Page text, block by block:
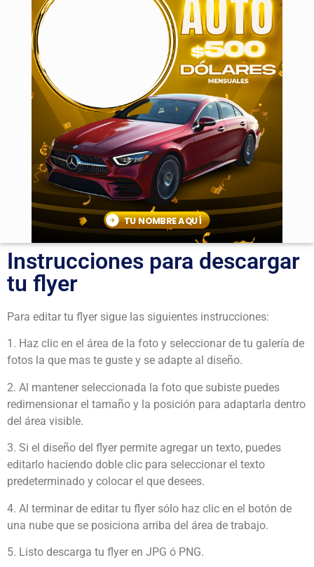
Instrucciones para descargar
tu flyer
Para editar tu flyer sigue las siguientes instrucciones:
1. Haz clic en el área de la foto y seleccionar de tu galería de
fotos la que mas te guste y se adapte al diseño.
2. Al mantener seleccionada la foto que subiste puedes
redimensionar el tamaño y la posición para adaptarla dentro
del área visible.
3. Si el diseño del flyer permite agregar un texto, puedes
editarlo haciendo doble clic para seleccionar el texto
predeterminado y colocar el que desees.
4. Al terminar de editar tu flyer sólo haz clic en el botón de
una nube que se posiciona arriba del área de trabajo.
5. Listo descarga tu flyer en JPG ó PNG.